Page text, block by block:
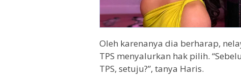
Oleh karenanya dia berharap,
TPS menyalurkan hak pilih.
TPS, setuju?”, tanya Haris.